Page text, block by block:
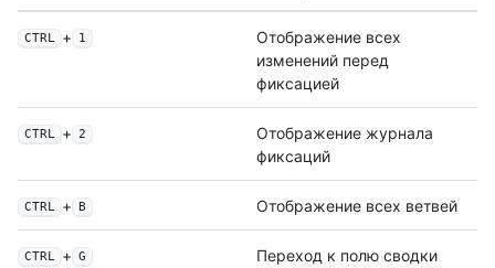
CTRL + 1
Отображение всех
изменений перед
фиксацией
CTRL + 2
Отображение журнала
фиксаций
CTRL + B Отображение всех ветвей
CTRL + G
Переход к полю сводки